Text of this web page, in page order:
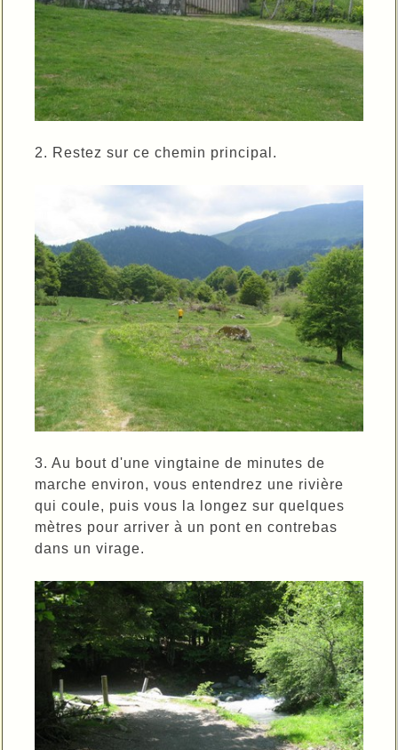
2. Restez sur ce chemin principal.
3. Au bout d'une vingtaine de minutes de
marche environ, vous entendrez une rivière
qui coule, puis vous la longez sur quelques
mètres pour arriver à un pont en contrebas
dans un virage.